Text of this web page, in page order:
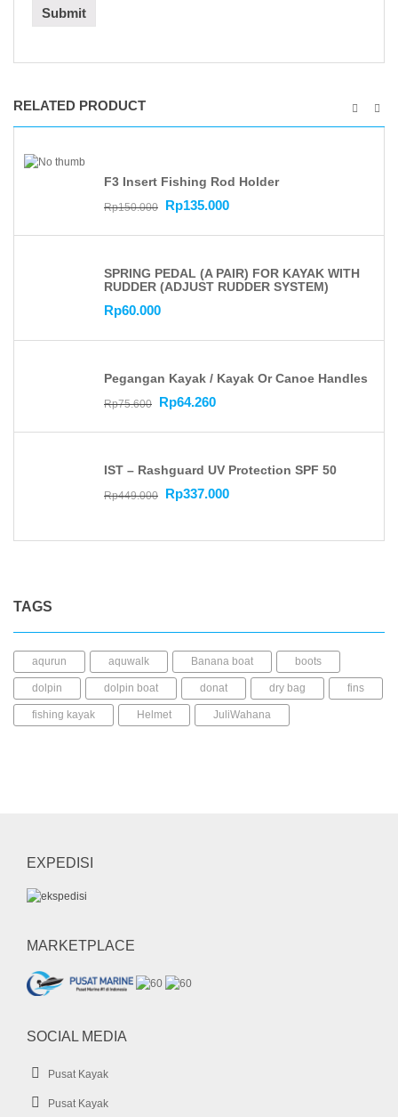
RELATED PRODUCT
F3 Insert Fishing Rod Holder
Rp150.000 Rp135.000
SPRING PEDAL (A PAIR) FOR KAYAK WITH
RUDDER (ADJUST RUDDER SYSTEM)
Rp60.000
Pegangan Kayak / Kayak Or Canoe Handles
Rp75.600 Rp64.260
IST – Rashguard UV Protection SPF 50
Rp449.000 Rp337.000
TAGS
aqurun aquwalk Banana boat boots
dolpin dolpin boat donat dry bag fins
fishing kayak Helmet JuliWahana
whale boat
EXPEDISI
MARKETPLACE
SOCIAL MEDIA
Pusat Kayak
Pusat Kayak